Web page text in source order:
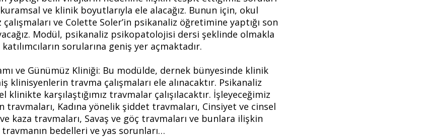
ve klinik boyutlarıyla ele alacağız. Bunun için, okul
çalışmaları ve Colette Soler’in psikanaliz öğretimine yaptığı son
Modül, psikanaliz psikopatolojisi dersi şeklinde olmakla
sorularına geniş yer açmaktadır.
ve Günümüz Kliniği: Bu modülde, dernek bünyesinde klinik
klinisyenlerin travma çalışmaları ele alınacaktır. Psikanaliz
klinikte karşılaştığımız travmalar çalışılacaktır. İşleyeceğimiz
travmaları, Kadına yönelik şiddet travmaları, Cinsiyet ve cinsel
kaza travmaları, Savaş ve göç travmaları ve bunlara ilişkin
travmanın bedelleri ve yas sorunları…